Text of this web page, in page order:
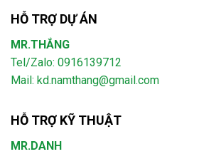
HỖ TRỢ DỰ ÁN
MR.THẮNG
Tel/Zalo: 0916139712
Mail: kd.namthang@gmail.com
HỖ TRỢ KỸ THUẬT
MR.DANH